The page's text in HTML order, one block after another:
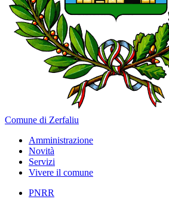
Comune di Zerfaliu
Amministrazione
Novità
Servizi
Vivere il comune
PNRR